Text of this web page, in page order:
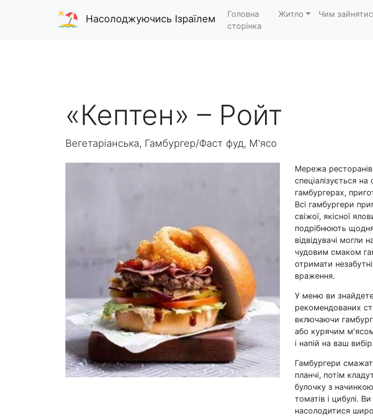
Насолоджуючись Ізраїлем
Головна
сторінка
Житло Чим
«Кептен» – Ройт
Вегетаріанська, Гамбургер/Фаст фуд, М'ясо
Мережа
спеціалізується на
гамбургерах,
Всі гамбургери
свіжої, якісної
подрібнюють
відвідувачі могли
чудовим смаком
отримати незабутні
враження.
У меню ви
рекомендованих
включаючи
або курячим м'ясом
і напій на ваш вибір.
Гамбургери
планчі, потім
булочку з
томатів і цибулі.
насолодитися